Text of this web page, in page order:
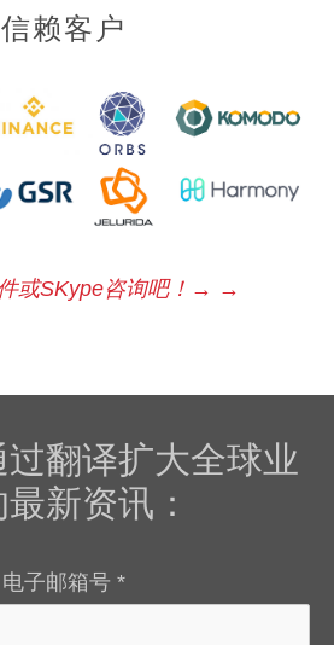
信赖客户
或SKype咨询吧！→ →
翻译扩大全球业
新资讯：
电子邮箱号 *